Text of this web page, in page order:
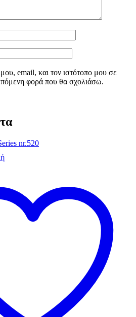
email, και τον ιστότοπο μου σε
φορά που θα σχολιάσω.